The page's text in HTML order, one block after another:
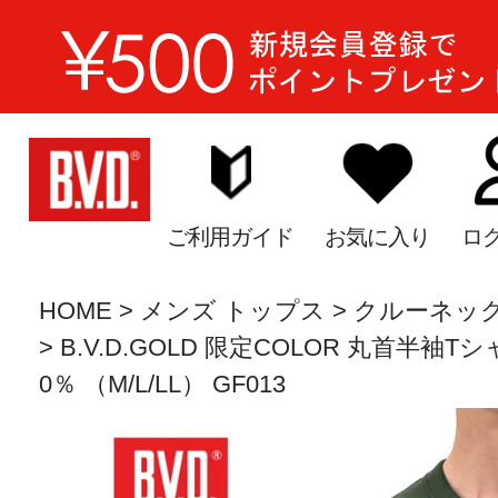
ご利用ガイド お気に入り ロ
HOME メンズ トップス
クルーネッ
B.V.D.GOLD 限定COLOR 丸首半袖T
0％ （M/L/LL） GF013